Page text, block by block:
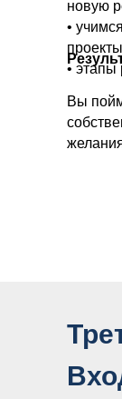
новую
•
• этапы
Вы